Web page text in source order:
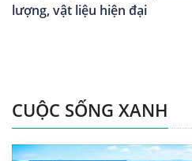
lượng, vật liệu hiện đại
CUỘC SỐNG XANH